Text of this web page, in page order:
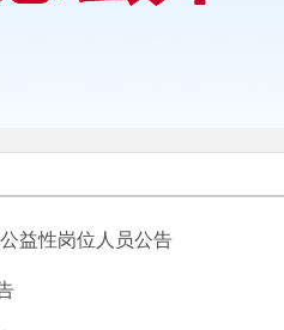
益性岗位人员公告